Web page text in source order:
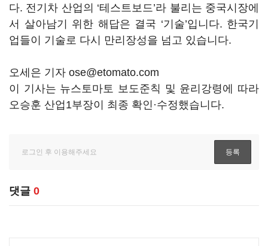
다. 전기차 산업의 ‘테스트보드’라 불리는 중국시장에
서 살아남기 위한 해답은 결국 ‘기술’입니다. 한국기
업들이 기술로 다시 만리장성을 넘고 있습니다.
오세은 기자 ose@etomato.com
이 기사는 뉴스토마토 보도준칙 및 윤리강령에 따라
오승훈 산업1부장이 최종 확인·수정했습니다.
댓글 0